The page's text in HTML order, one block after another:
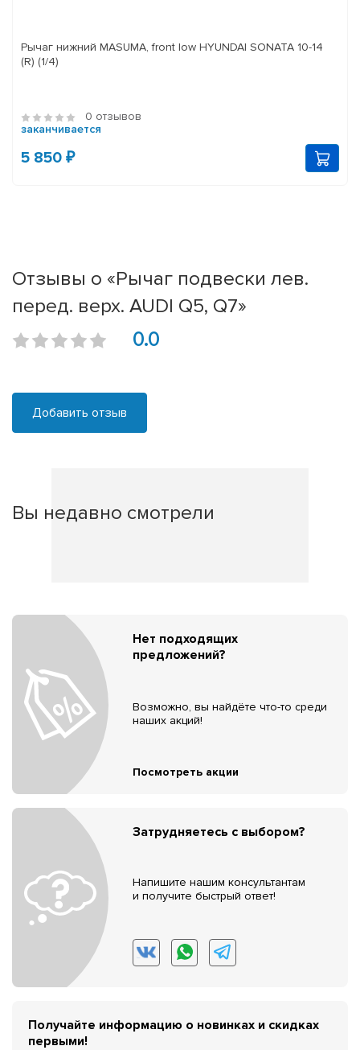
Рычаг нижний MASUMA, front low HYUNDAI SONATA 10-14
(R) (1/4)
0 отзывов
заканчивается
5 850 ₽
Отзывы о «Рычаг подвески лев.
перед. верх. AUDI Q5, Q7»
0.0
Добавить отзыв
Вы недавно смотрели
Нет подходящих
предложений?
Возможно, вы найдёте что-то среди
наших акций!
Посмотреть акции
Затрудняетесь с выбором?
Напишите нашим консультантам
и получите быстрый ответ!
Получайте информацию о новинках и скидках
первыми!